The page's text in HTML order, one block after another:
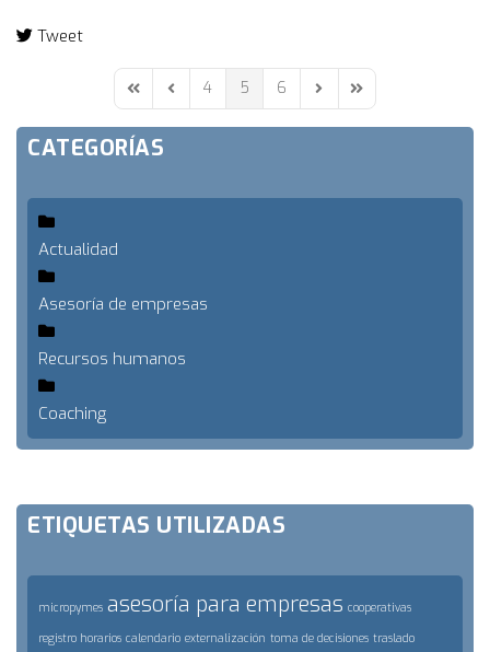
Tweet
First PagePrevious Page
4 5 6 Next PageLast Page
CATEGORÍAS
Actualidad
Asesoría de empresas
Recursos humanos
Coaching
ETIQUETAS UTILIZADAS
micropymes asesoría para empresas cooperativas
registro horarios calendario externalización toma de decisiones traslado